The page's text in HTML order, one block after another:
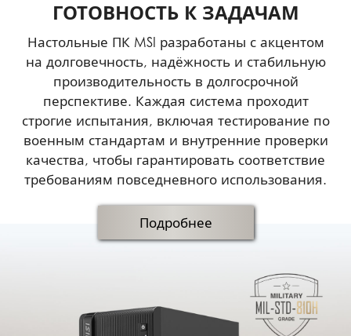
ГОТОВНОСТЬ К ЗАДАЧАМ
Настольные ПК MSI разработаны с акцентом
на долговечность, надёжность и стабильную
производительность в долгосрочной
перспективе. Каждая система проходит
строгие испытания, включая тестирование по
военным стандартам и внутренние проверки
качества, чтобы гарантировать соответствие
требованиям повседневного использования.
Подробнее